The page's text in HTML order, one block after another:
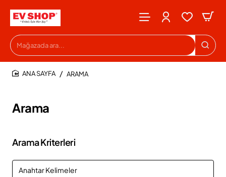
Mağazada
ara...
Arama
ARAMA
Arama Kriterleri